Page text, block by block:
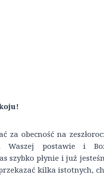
za obecność na
Waszej postawie i
szybko płynie i już
kilka istotnych,